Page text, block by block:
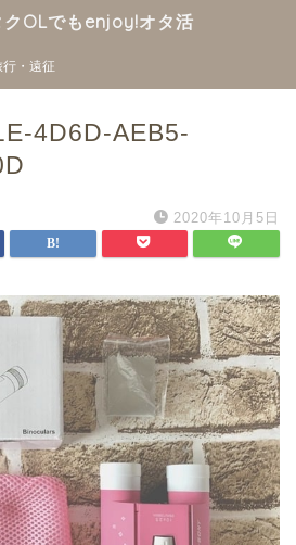
クOLでもenjoy!オタ活
行・遠征
4D6D-AEB5-
2020年10月5日